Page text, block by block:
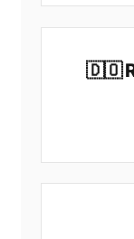
🇩🇴